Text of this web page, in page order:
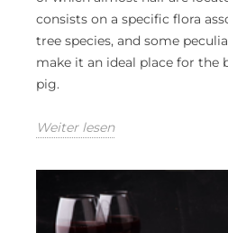
consists on a specific flora
tree species, and some
make it an ideal place for the
pig.
Weiter lesen